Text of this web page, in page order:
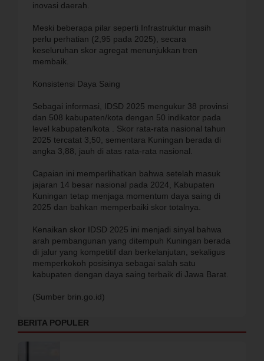
inovasi daerah.
Meski beberapa pilar seperti Infrastruktur masih
perlu perhatian (2,95 pada 2025), secara
keseluruhan skor agregat menunjukkan tren
membaik.
Konsistensi Daya Saing
Sebagai informasi, IDSD 2025 mengukur 38 provinsi
dan 508 kabupaten/kota dengan 50 indikator pada
level kabupaten/kota . Skor rata-rata nasional tahun
2025 tercatat 3,50, sementara Kuningan berada di
angka 3,88, jauh di atas rata-rata nasional.
Capaian ini memperlihatkan bahwa setelah masuk
jajaran 14 besar nasional pada 2024, Kabupaten
Kuningan tetap menjaga momentum daya saing di
2025 dan bahkan memperbaiki skor totalnya.
Kenaikan skor IDSD 2025 ini menjadi sinyal bahwa
arah pembangunan yang ditempuh Kuningan berada
di jalur yang kompetitif dan berkelanjutan, sekaligus
memperkokoh posisinya sebagai salah satu
kabupaten dengan daya saing terbaik di Jawa Barat.
(Sumber brin.go.id)
BERITA POPULER